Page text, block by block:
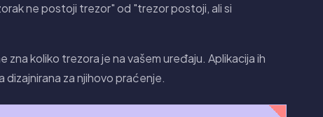
ne postoji trezor" od "trezor postoji, ali si
koliko trezora je na vašem uređaju. Aplikacija ih
dizajnirana za njihovo praćenje.